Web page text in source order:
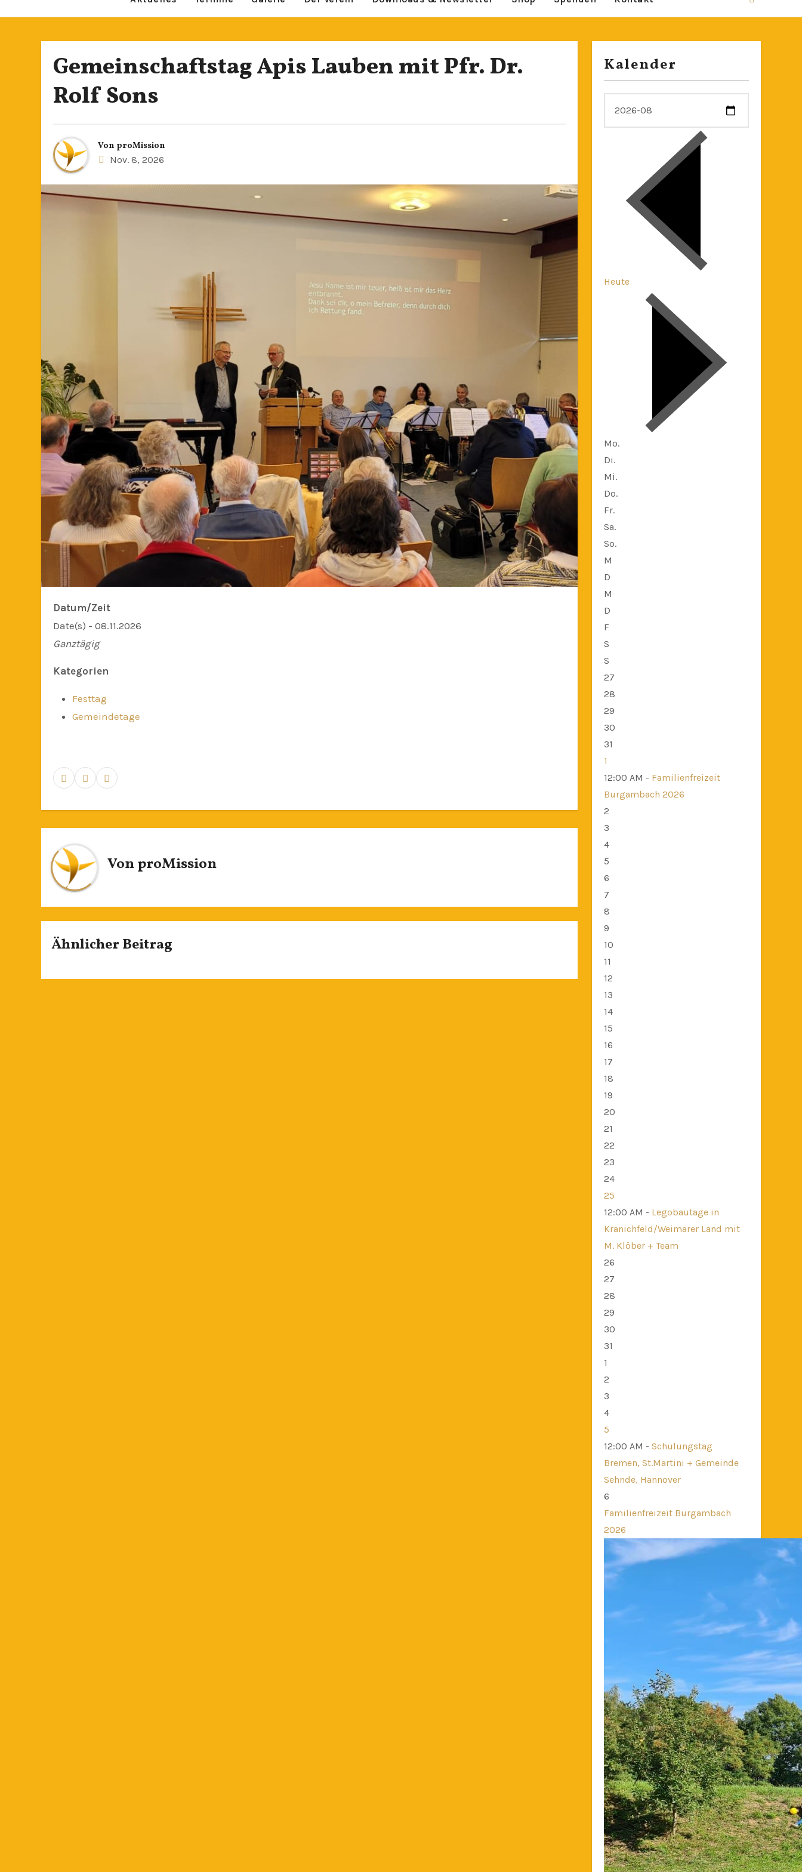
Gemeinschaftstag Apis Lauben mit Pfr. Dr.
Rolf Sons
Von proMission
Nov. 8, 2026
Datum/Zeit
Date(s) - 08.11.2026
Ganztägig
Kategorien
Festtag
Gemeindetage
VonproMission
Ähnlicher Beitrag
Kalender
Heute
Mo.
Di.
Mi.
Do.
Fr.
Sa.
So.
M
D
M
D
F
S
S
27
28
29
30
31
1
12:00 AM - Familienfreizeit
Burgambach 2026
2
3
4
5
6
7
8
9
10
11
12
13
14
15
16
17
18
19
20
21
22
23
24
25
12:00 AM - Legobautage in
Kranichfeld/Weimarer Land mit
M. Klöber + Team
26
27
28
29
30
31
1
2
3
4
5
12:00 AM - Schulungstag
Bremen, St.Martini + Gemeinde
Sehnde, Hannover
6
Familienfreizeit Burgambach
2026